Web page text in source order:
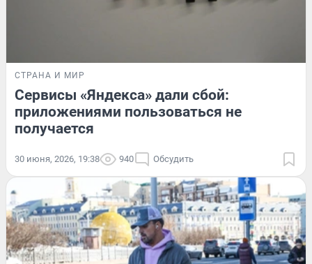
СТРАНА И МИР
Сервисы «Яндекса» дали сбой:
приложениями пользоваться не
получается
30 июня, 2026, 19:38 940 Обсудить